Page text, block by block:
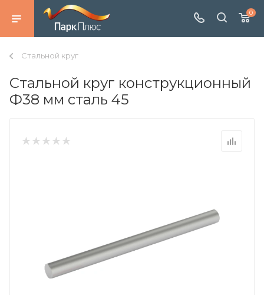
0
Стальной круг
Стальной круг конструкционный
Ф38 мм сталь 45